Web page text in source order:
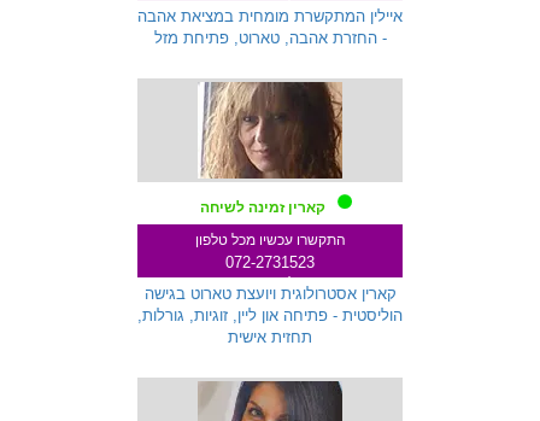
איילין המתקשרת מומחית במציאת אהבה
- החזרת אהבה, טארוט, פתיחת מזל
קארין זמינה לשיחה
התקשרו עכשיו מכל טלפון
072-2731523
שלוחה 271
קארין אסטרולוגית ויועצת טארוט בגישה
הוליסטית - פתיחה און ליין, זוגיות, גורלות,
תחזית אישית